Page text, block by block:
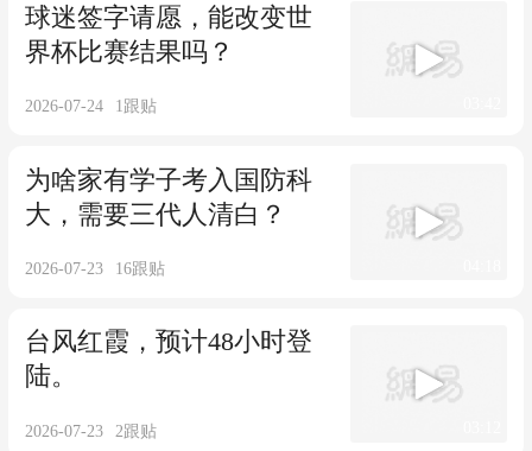
球迷签字请愿，能改变世
界杯比赛结果吗？
2026-07-24 1跟贴
为啥家有学子考入国防科
大，需要三代人清白？
2026-07-23 16跟贴
台风红霞，预计48小时登
陆。
2026-07-23 2跟贴